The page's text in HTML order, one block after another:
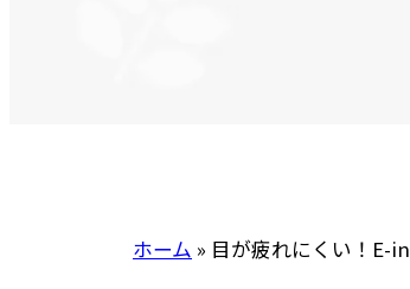
ホーム » 目が疲れにくい！E-